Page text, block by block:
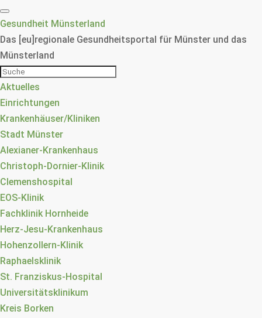
Gesundheit Münsterland
Das [eu]regionale Gesundheitsportal für Münster und das
Münsterland
Aktuelles
Einrichtungen
Krankenhäuser/Kliniken
Stadt Münster
Alexianer-Krankenhaus
Christoph-Dornier-Klinik
Clemenshospital
EOS-Klinik
Fachklinik Hornheide
Herz-Jesu-Krankenhaus
Hohenzollern-Klinik
Raphaelsklinik
St. Franziskus-Hospital
Universitätsklinikum
Kreis Borken